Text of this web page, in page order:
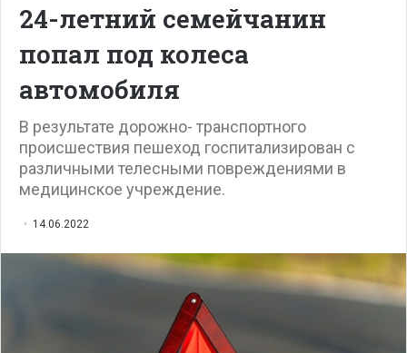
24-летний семейчанин
попал под колеса
автомобиля
В результате дорожно- транспортного
происшествия пешеход госпитализирован с
различными телесными повреждениями в
медицинское учреждение.
14.06.2022